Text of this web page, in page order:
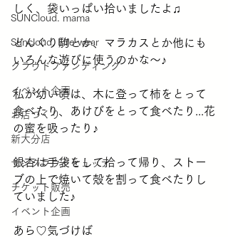
SUNCloud. mama
Suncloud. Life wear
クラウドファンディング
イベント企画
お店づくり
新大分店
サンクラウドヒュッテ
チケット販売
イベント企画
しく、袋いっぱい拾いましたよ♫
どんぐり駒とか、マラカスとか他にも
いろんな遊びに使うのかな〜♪
私が幼い頃は、木に登って柿をとって
食べたり、あけびをとって食べたり...花
の蜜を吸ったり♪
銀杏は手袋をして拾って帰り、ストー
ブの上で焼いて殻を割って食べたりし
ていました♪
あら♡気づけば